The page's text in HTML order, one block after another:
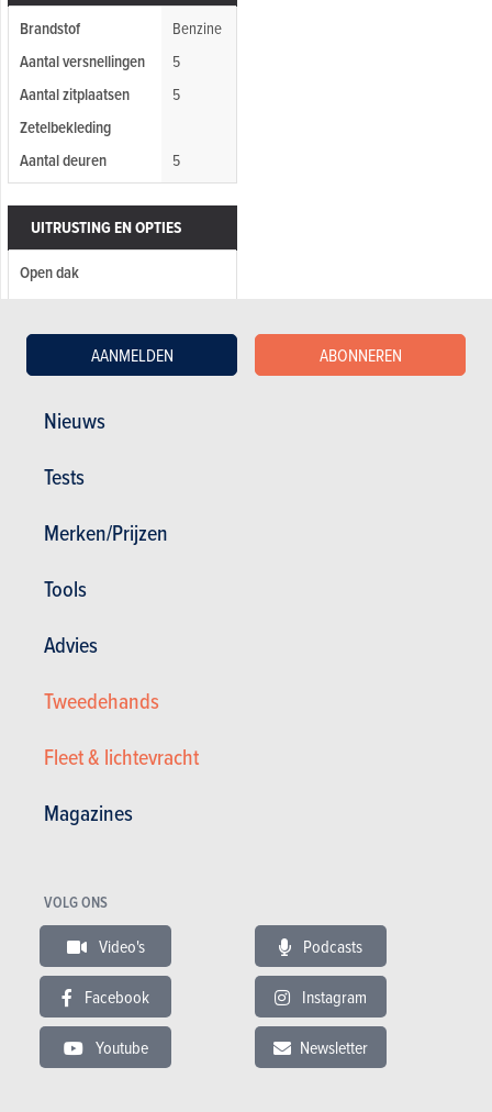
Nieuws
Tests
Merken/Prijzen
Tools
Advies
Tweedehands
Fleet & lichtevracht
Magazines
AANMELDEN ABONNEREN
VOLG ONS
Video's Podcasts
Facebook Instagram
Youtube Newsletter
Brandstof
Benzine
Aantal versnellingen
5
Aantal zitplaatsen
5
Zetelbekleding
Aantal deuren
5
UITRUSTING EN OPTIES
Open dak
Radio
Aantal cilinders